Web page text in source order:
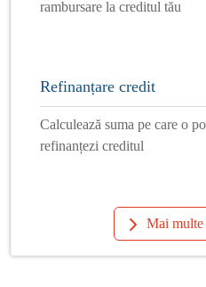
rambursare la creditul tău
Refinanțare credit
Calculează suma pe care o
refinanțezi creditul
Mai multe